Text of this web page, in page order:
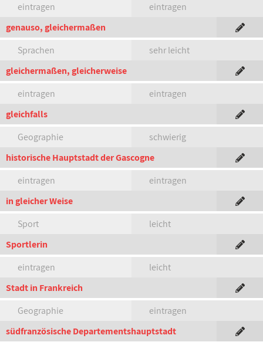
eintragen
eintragen
genauso, gleichermaßen
Sprachen
sehr leicht
gleichermaßen, gleicherweise
eintragen
eintragen
gleichfalls
Geographie
schwierig
historische Hauptstadt der Gascogne
eintragen
eintragen
in gleicher Weise
Sport
leicht
Sportlerin
eintragen
leicht
Stadt in Frankreich
Geographie
eintragen
südfranzösische Departementshauptstadt